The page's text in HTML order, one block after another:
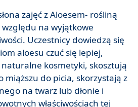
zajęć z Aloesem- rośliną
na wyjątkowe
Uczestnicy dowiedzą się
aloesu czuć się lepiej,
kosmetyki, skosztują
miąższu do picia, skorzystają z
na twarz lub dłonie i
właściwościach tej